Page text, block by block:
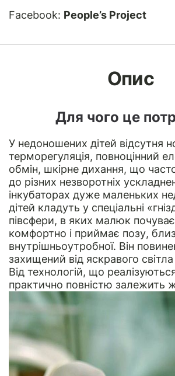
Facebook: People’s Project
Опис
Для чого це
У недоношених дітей відсутня
терморегуляція, повноцінний
обмін, шкірне дихання, що
до різних незворотніх
інкубаторах дуже маленьких
дітей кладуть у спеціальні
півсфери, в яких малюк
комфортно і приймає позу,
внутрішньоутробної. Він
захищений від яскравого світла
Від технологій, що
практично повністю залежить